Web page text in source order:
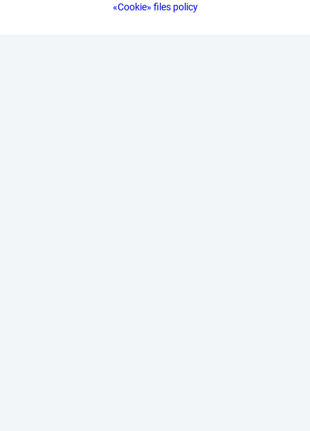
consent of the individuals
«Cookie» files policy